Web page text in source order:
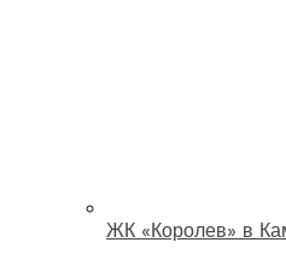
ЖК «Королев» в